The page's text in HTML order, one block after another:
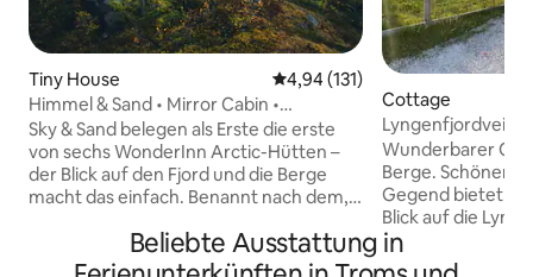
Tiny House Durchschnittliche Bewertung:
4,94 (131)
Himmel & Sand • Mirror Cabin •
WonderInn Arctic
Sky & Sand belegen als Erste die erste
von sechs WonderInn Arctic-Hütten –
der Blick auf den Fjord und die Berge
macht das einfach. Benannt nach dem,
helle Küste des Kvæfjords darunter.
Spiegelglas reflektiert beides, wenn sich
Cottage
Lyngenfjordveien
Wunderbarer Ort
Berge. Schöner
Gegend bietet
Blick auf die
Möglichkeiten,
sehen, und
Beliebte Ausstattung in